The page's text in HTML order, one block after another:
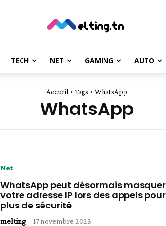
TECH NET GAMING AUTO
Accueil Tags WhatsApp
WhatsApp
Net
WhatsApp peut désormais masquer
votre adresse IP lors des appels pour
plus de sécurité
melting - 17 novembre 2023